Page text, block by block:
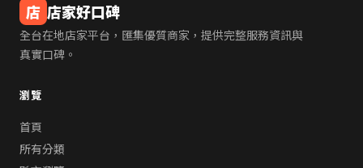
店 店家好口碑
全台在地店家平台，匯集優質商家，提供完整服務資訊與
真實口碑。
瀏覽
首頁
所有分類